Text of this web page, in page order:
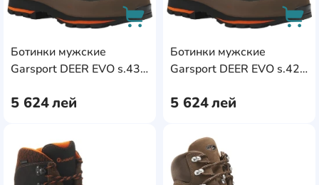
Ботинки мужские
Garsport DEER EVO s.43
5 624лей
AddCardToCart
Ботинки мужские
Garsport DEER EVO s.42
5 624лей
AddCardToFavourite